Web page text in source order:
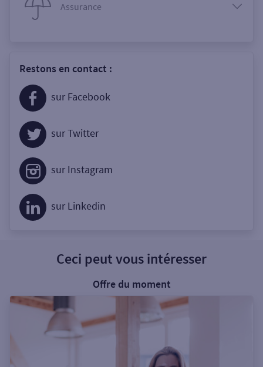
Assurance
Restons en contact :
sur Facebook
sur Twitter
sur Instagram
sur Linkedin
Ceci peut vous intéresser
Offre du moment